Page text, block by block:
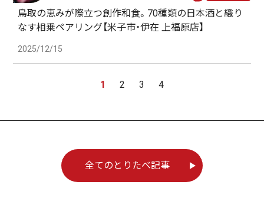
鳥取の恵みが際立つ創作和食。70種類の日本酒と織り
なす相乗ペアリング【米子市・伊在 上福原店】
2025/12/15
1 2 3 4
全てのとりたべ記事